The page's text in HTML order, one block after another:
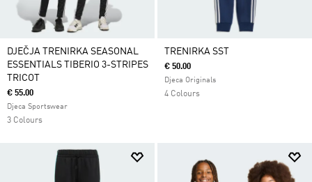
DJEČJA TRENIRKA SEASONAL
ESSENTIALS TIBERIO 3-STRIPES
TRICOT
€ 55.00
Djeca Sportswear
3 Colours
TRENIRKA SST
€ 50.00
Djeca Originals
4 Colours